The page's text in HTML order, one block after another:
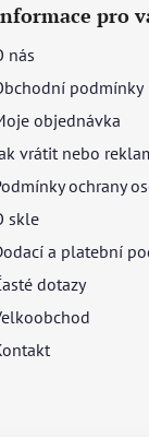
pro
nás
podmínky
objednávka
vrátit nebo
ochrany
skle
a platební
dotazy